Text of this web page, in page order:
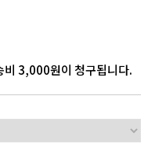
3,000원이 청구됩니다.